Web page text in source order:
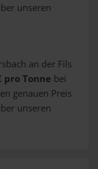
unseren
an der Fils
pro Tonne bei
genauen Preis
unseren